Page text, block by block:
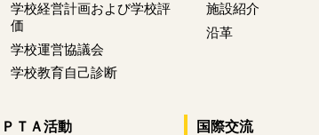
学校経営計画および学校評
価
学校運営協議会
学校教育自己診断
施設紹介
沿革
ＰＴＡ活動 国際交流